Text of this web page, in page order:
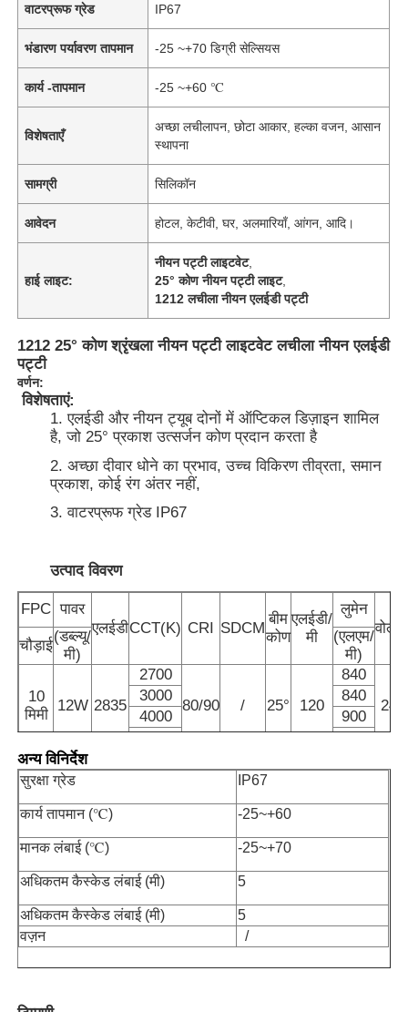
होम
उत्पाद
हमारे बारे में
वाटरप्रूफ ग्रेड IP67
भंडारण पर्यावरण तापमान -25 ~+70 डिग्री सेल्सियस
कार्य -तापमान -25 ~+60 ℃
विशेषताएँ
अच्छा लचीलापन, छोटा आकार, हल्का वजन, आसान
स्थापना
सामग्री सिलिकॉन
आवेदन होटल, केटीवी, घर, अलमारियाँ, आंगन, आदि।
हाई लाइट:
नीयन पट्टी लाइटवेट,
25° कोण नीयन पट्टी लाइट,
1212 लचीला नीयन एलईडी पट्टी
1212 25° कोण श्रृंखला नीयन पट्टी लाइटवेट लचीला नीयन एलईडी
पट्टी
वर्णन:
विशेषताएं:
1. एलईडी और नीयन ट्यूब दोनों में ऑप्टिकल डिज़ाइन शामिल
है, जो 25° प्रकाश उत्सर्जन कोण प्रदान करता है
2. अच्छा दीवार धोने का प्रभाव, उच्च विकिरण तीव्रता, समान
प्रकाश, कोई रंग अंतर नहीं,
3. वाटरप्रूफ ग्रेड IP67
उत्पाद विवरण
FPC पावर
एलईडीCCT(K) CRI SDCM
बीम
कोण
एलईडी/
मी
लुमेन
चौड़ाई
(डब्ल्यू/
मी)
(एलएम/
मी)
10
मिमी
12W 2835
2700
80/90
/ 25° 120
840
24V
3000
840
4000
900
6500
900
अन्य विनिर्देश
सुरक्षा ग्रेड IP67
कार्य तापमान (℃) -25~+60
मानक लंबाई (℃) -25~+70
अधिकतम कैस्केड लंबाई (मी) 5
अधिकतम कैस्केड लंबाई (मी)
5
वज़न
/